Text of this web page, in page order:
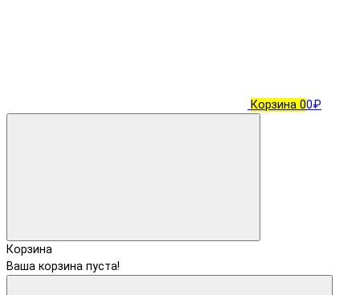
Корзина 00₽
Корзина
Ваша корзина пуста!